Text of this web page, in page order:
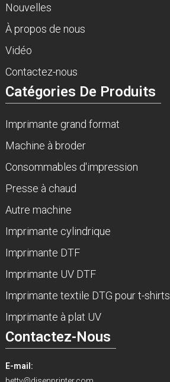
Nouvelles
À propos de nous
Vidéo
Contactez-nous
Catégories De Produits
Imprimante grand format
Machine à broder
Consommables d'impression
Presse à chaud
Autre machine
Imprimante cylindrique
Imprimante DTF
Imprimante UV DTF
Imprimante textile DTG pour t-shirts
Imprimante à plat UV
Contactez-Nous
E-mail: